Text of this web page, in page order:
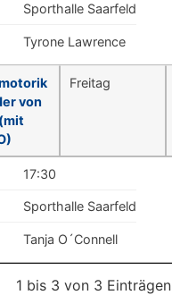
Sporthalle Saarfeld
Tyrone Lawrence
von
Freitag
17:30
Sporthalle Saarfeld
Tanja O´Connell
1 bis 3 von 3 Einträgen